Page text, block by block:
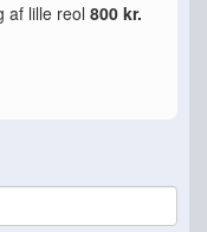
af lille reol 800 kr.